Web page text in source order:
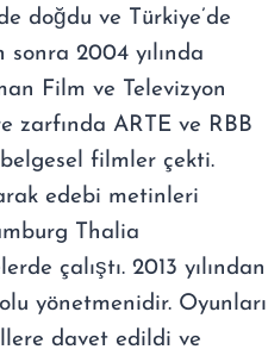
doğdu ve Türkiye’de
sonra 2004 yılında
Film ve Televizyon
zarfında ARTE ve RBB
filmler çekti.
edebi metinleri
Thalia
çalıştı. 2013 yılından
yönetmenidir. Oyunları
davet edildi ve